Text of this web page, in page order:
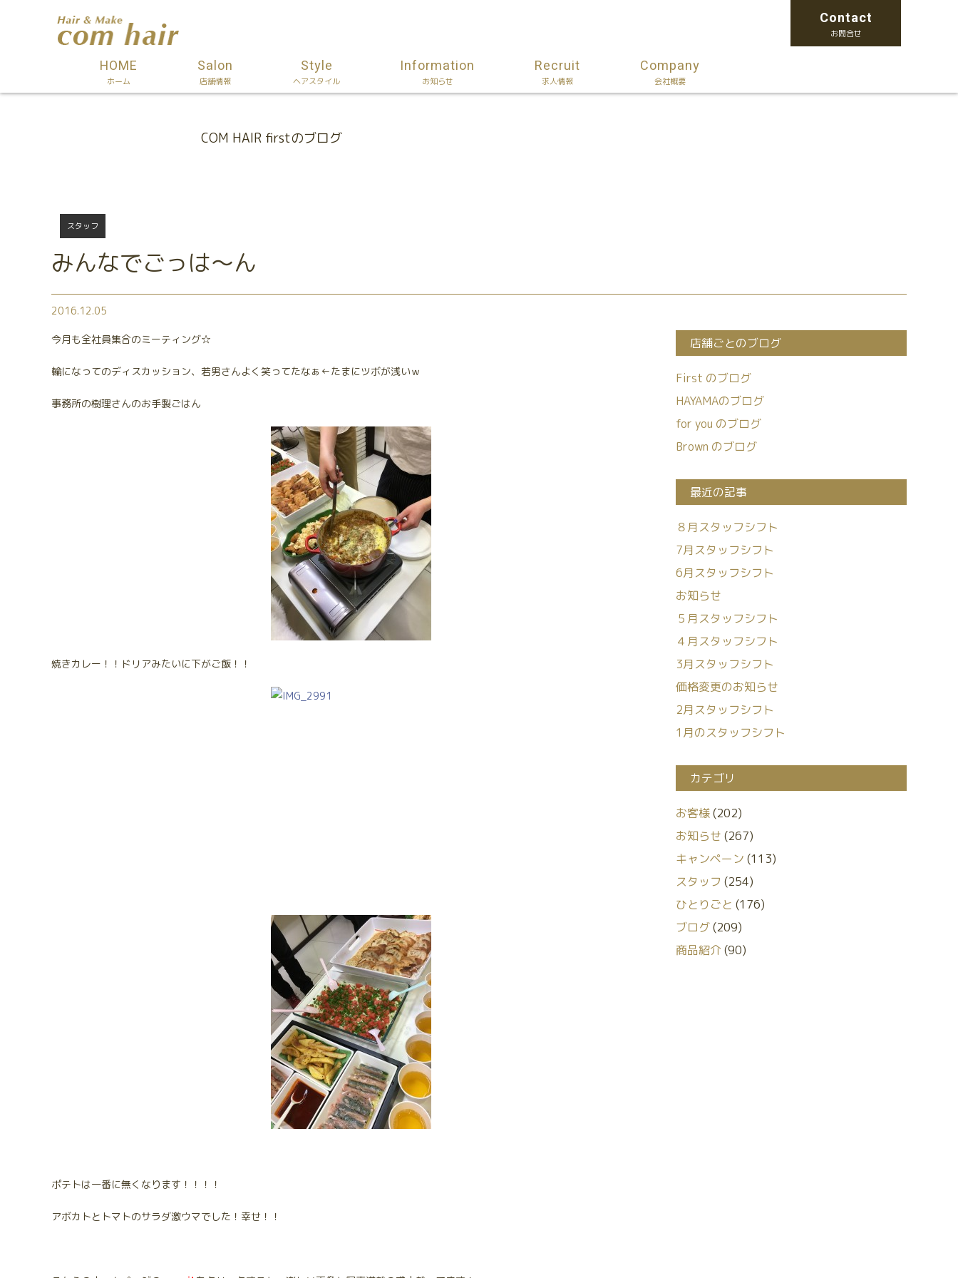
Contact
お問合せ
HOME
ホーム
Salon
店舗情報
Style
ヘアスタイル
Information
お知らせ
Recruit
求人情報
Company
会社概要
COM HAIR firstのブログ
スタッフ
みんなでごっは～ん
2016.12.05
今月も全社員集合のミーティング☆
輪になってのディスカッション、若男さんよく笑ってたなぁ←たまにツボが浅いｗ
事務所の樹理さんのお手製ごはん
焼きカレー！！ドリアみたいに下がご飯！！
ポテトは一番に無くなります！！！！
アボカトとトマトのサラダ激ウマでした！幸せ！！
店舗ごとのブログ
First のブログ
HAYAMAのブログ
for you のブログ
Brown のブログ
最近の記事
８月スタッフシフト
7月スタッフシフト
6月スタッフシフト
お知らせ
５月スタッフシフト
４月スタッフシフト
3月スタッフシフト
価格変更のお知らせ
2月スタッフシフト
1月のスタッフシフト
カテゴリ
お客様(202)
お知らせ (267)
キャンペーン (113)
スタッフ (254)
ひとりごと (176)
ブログ(209)
商品紹介 (90)